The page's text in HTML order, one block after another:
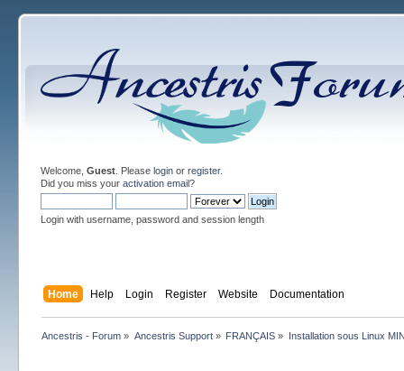
Welcome, Guest. Please loginor register.
Did you miss your activation email?
Login with username, password and session length
Home Help Login Register Website Documentation
Ancestris - Forum » Ancestris Support» FRANÇAIS » Installation sous Linux